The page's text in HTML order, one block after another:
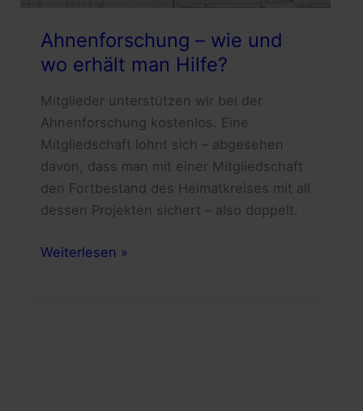
Ahnenforschung – wie und
wo erhält man Hilfe?
Mitglieder unterstützen wir bei der
Ahnenforschung kostenlos. Eine
Mitgliedschaft lohnt sich – abgesehen
davon, dass man mit einer Mitgliedschaft
den Fortbestand des Heimatkreises mit all
dessen Projekten sichert – also doppelt.
Ahnenforschung
Weiterlesen »